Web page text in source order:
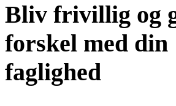
Bliv frivillig og
forskel med din
faglighed